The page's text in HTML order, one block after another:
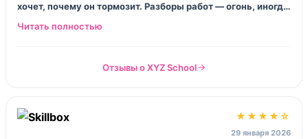
хочет, почему он тормозит. Разборы работ — огонь, иногда
неприятно слушать, но потом открываешь сцену и всё
Отзывы о XYZ School
★★★★☆
29 января 2026